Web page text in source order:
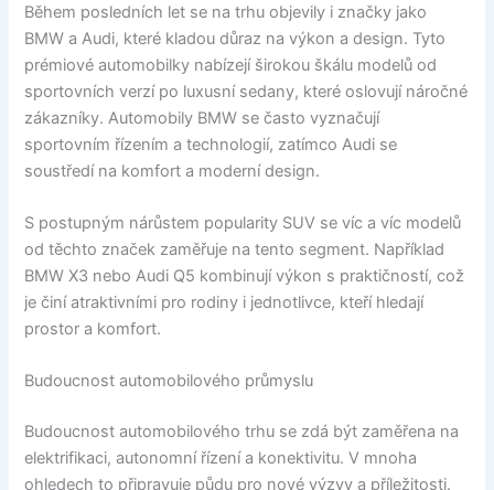
Během posledních let se na trhu objevily i značky jako
BMW a Audi, které kladou důraz na výkon a design. Tyto
prémiové automobilky nabízejí širokou škálu modelů od
sportovních verzí po luxusní sedany, které oslovují náročné
zákazníky. Automobily BMW se často vyznačují
sportovním řízením a technologií, zatímco Audi se
soustředí na komfort a moderní design.
S postupným nárůstem popularity SUV se víc a víc modelů
od těchto značek zaměřuje na tento segment. Například
BMW X3 nebo Audi Q5 kombinují výkon s praktičností, což
je činí atraktivními pro rodiny i jednotlivce, kteří hledají
prostor a komfort.
Budoucnost automobilového průmyslu
Budoucnost automobilového trhu se zdá být zaměřena na
elektrifikaci, autonomní řízení a konektivitu. V mnoha
ohledech to připravuje půdu pro nové výzvy a příležitosti.